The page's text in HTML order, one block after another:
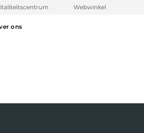
Webwinkel
ons